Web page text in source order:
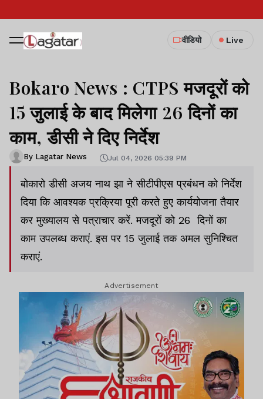
वीडियो Live
Bokaro News : CTPS मजदूरों को
15 जुलाई के बाद मिलेगा 26 दिनों का
काम, डीसी ने दिए निर्देश
By Lagatar News Jul 04, 2026 05:39 PM
बोकारो डीसी अजय नाथ झा ने सीटीपीएस प्रबंधन को निर्देश
दिया कि आवश्यक प्रक्रिया पूरी करते हुए कार्ययोजना तैयार
कर मुख्यालय से पत्राचार करें. मजदूरों को 26 दिनों का
काम उपलब्ध कराएं. इस पर 15 जुलाई तक अमल सुनिश्चित
कराएं.
Advertisement